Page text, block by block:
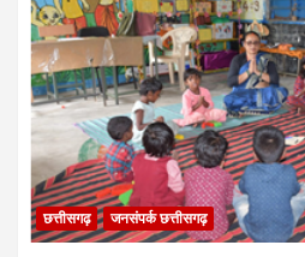
छत्तीसगढ़ जनसंपर्क छत्तीसगढ़